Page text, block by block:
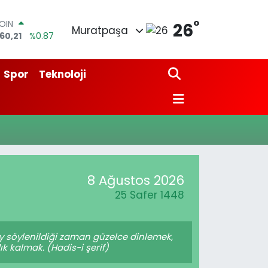
%0.87
%0.18
%-14
Muratpaşa 26°
Spor
Teknoloji
8 Ağustos 2026
25 Safer 1448
söylenildiği zaman güzelce dinlemek,
kalmak. (Hadis-i şerif)